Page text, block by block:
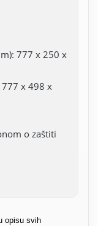
777 x 250 x
x 498 x
o zaštiti
opisu svih